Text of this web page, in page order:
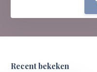
Recent bekeken